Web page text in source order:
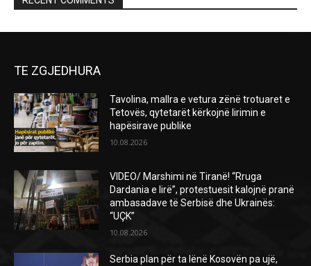
TE ZGJEDHURA
Tavolina, mallra e vetura zënë trotuaret e
Tetovës, qytetarët kërkojnë lirimin e
hapësirave publike
10.08.2026
VIDEO/ Marshimi në Tiranë! “Rruga
Dardania e lirë”, protestuesit kalojnë pranë
ambasadave të Serbisë dhe Ukrainës:
“UÇK”
10.08.2026
Serbia plan për ta lënë Kosovën pa ujë,